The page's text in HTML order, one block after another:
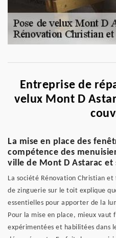
Entreprise de
velux Mont D
La mise en place des
compétence des
ville de Mont D Astarac et
La société Rénovation Christian
de zinguerie sur le toit explique
essentielles pour apporter de la
Pour la mise en place, mieux vaut
expérimentées et habilitées dans